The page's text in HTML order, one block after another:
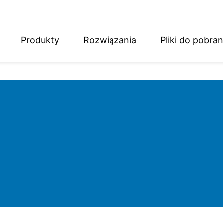
Produkty Rozwiązania Pliki do
Deutsch